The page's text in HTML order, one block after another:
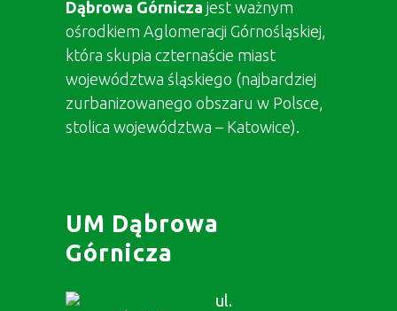
Dąbrowa Górnicza jest ważnym
ośrodkiem Aglomeracji Górnośląskiej,
która skupia czternaście miast
województwa śląskiego (najbardziej
zurbanizowanego obszaru w Polsce,
stolica województwa – Katowice).
UM Dąbrowa
Górnicza
ul.